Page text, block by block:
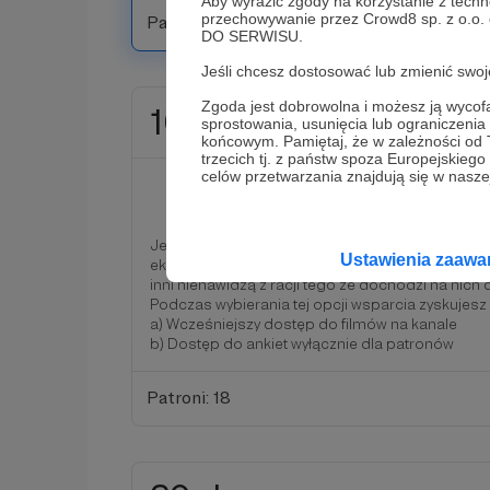
przechowywanie przez Crowd8 sp. z
DO SERWISU.
Jeśli chcesz dostosować lub zmienić
Zgoda jest dobrowolna i możesz ją
sprostowania, usunięcia lub
końcowym. Pamiętaj, że w zależności
trzecich tj. z państw spoza
celów przetwarzania znajdują się w
Ustawienia
Patroni: 13
10 zł miesięcznie
Droga Ekspresowa
Jeśli jeździsz drogami w naszym kraju to na
ekspresową jednojezdniową. Jest ich w Polsce
inni nienawidzą z racji tego że dochodzi na nich
Podczas wybierania tej opcji wsparcia zyskujesz
a) Wcześniejszy dostęp do filmów na kanale
b) Dostęp do ankiet wyłącznie dla patronów
Patroni: 18